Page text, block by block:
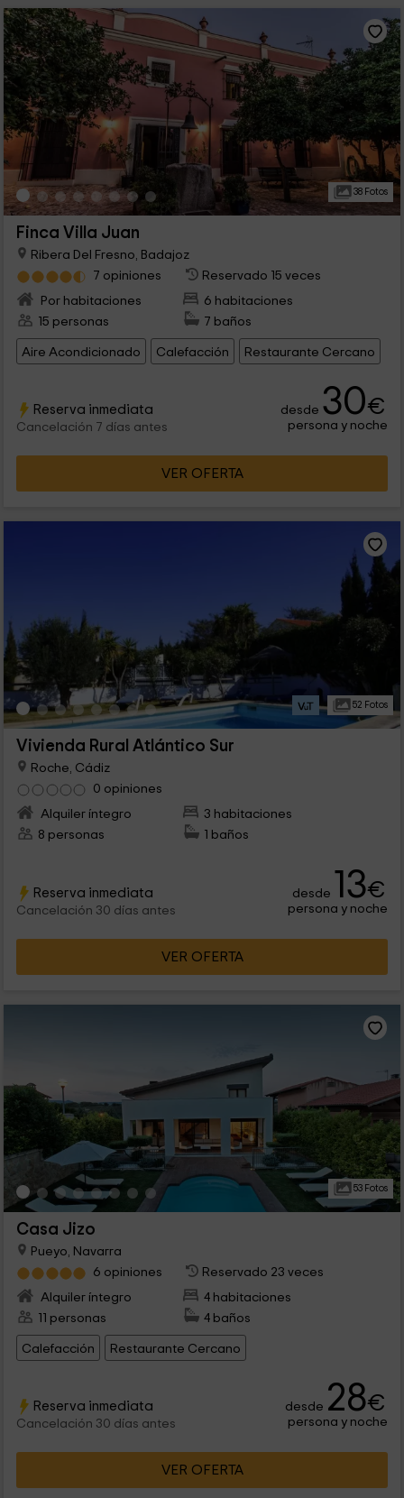
38 Fotos
Finca Villa Juan
Ribera Del Fresno, Badajoz
7 opiniones
Reservado 15 veces
Por habitaciones
6 habitaciones
15 personas
7 baños
Aire Acondicionado Calefacción Restaurante Cercano
Reserva inmediata
Cancelación 7 días antes
desde 30€
persona y noche
VER OFERTA
52 Fotos
Vivienda Rural Atlántico Sur
Roche, Cádiz
0 opiniones
Alquiler íntegro
3 habitaciones
8 personas
1 baños
Reserva inmediata
Cancelación 30 días antes
desde 13€
persona y noche
VER OFERTA
53 Fotos
Casa Jizo
Pueyo, Navarra
6 opiniones
Reservado 23 veces
Alquiler íntegro
4 habitaciones
11 personas
4 baños
Calefacción Restaurante Cercano
Reserva inmediata
Cancelación 30 días antes
desde 28€
persona y noche
VER OFERTA